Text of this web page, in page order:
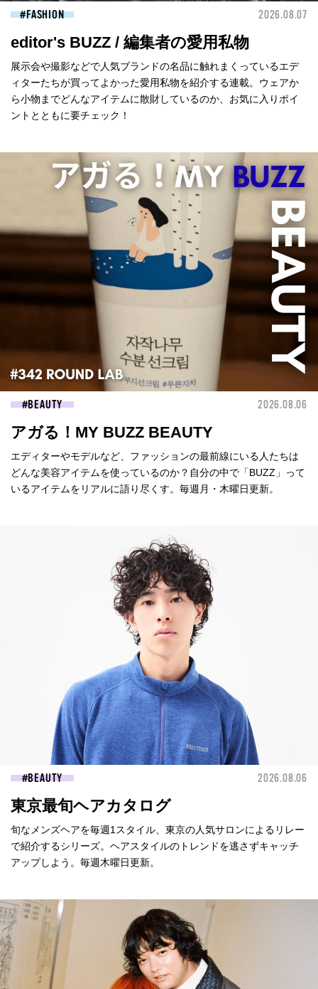
FASHION 2026.08.07
editor's BUZZ / 編集者の愛用私物
展示会や撮影などで人気ブランドの名品に触れまくっているエデ
ィターたちが買ってよかった愛用私物を紹介する連載。ウェアか
ら小物までどんなアイテムに散財しているのか、お気に入りポイ
ントとともに要チェック！
BEAUTY 2026.08.06
アガる！MY BUZZ BEAUTY
エディターやモデルなど、ファッションの最前線にいる人たちは
どんな美容アイテムを使っているのか？自分の中で「BUZZ」って
いるアイテムをリアルに語り尽くす。毎週月・木曜日更新。
BEAUTY 2026.08.06
東京最旬ヘアカタログ
旬なメンズヘアを毎週1スタイル、東京の人気サロンによるリレー
で紹介するシリーズ。ヘアスタイルのトレンドを逃さずキャッチ
アップしよう。毎週木曜日更新。